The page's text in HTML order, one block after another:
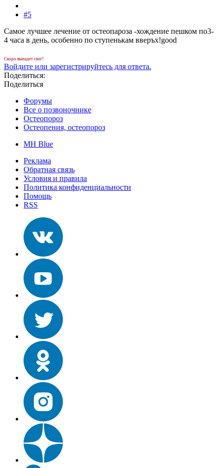
#5
Самое лучшее лечение от остеопароза -хождение пешком по3-
4 часа в день, особенно по ступенькам вверъх!good
Скоро выпадет снег!
Войдите или зарегистрируйтесь для ответа.
Поделиться:
Поделиться
Форумы
Все о позвоночнике
Остеопороз
Остеопения, остеопороз
MH Blue
Реклама
Обратная связь
Условия и правила
Политика конфиденциальности
Помощь
RSS